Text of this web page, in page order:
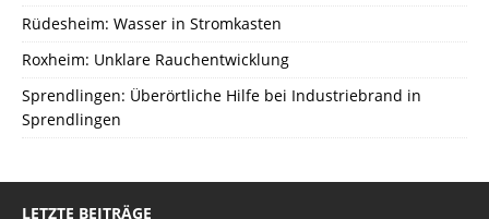
Rüdesheim: Wasser in Stromkasten
Roxheim: Unklare Rauchentwicklung
Sprendlingen: Überörtliche Hilfe bei Industriebrand in
Sprendlingen
LETZTE BEITRÄGE